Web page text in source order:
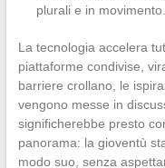
plurali e in movimento.
La tecnologia accelera
piattaforme condivise,
barriere crollano, le
vengono messe in
significherebbe presto
panorama: la gioventù
modo suo, senza